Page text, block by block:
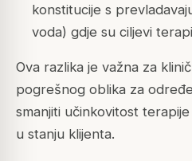
konstitucije s
voda) gdje su ciljevi
Ova razlika je važna za
pogrešnog oblika za
smanjiti učinkovitost
u stanju klijenta.